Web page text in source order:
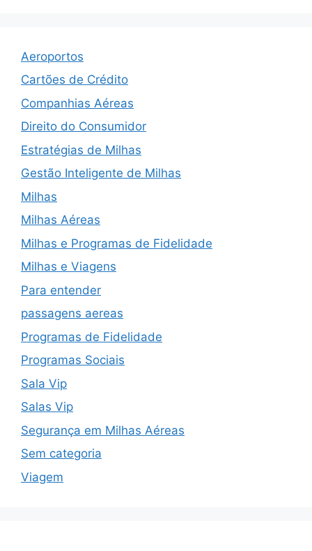
Aeroportos
Cartões de Crédito
Companhias Aéreas
Direito do Consumidor
Estratégias de Milhas
Gestão Inteligente de Milhas
Milhas
Milhas Aéreas
Milhas e Programas de Fidelidade
Milhas e Viagens
Para entender
passagens aereas
Programas de Fidelidade
Programas Sociais
Sala Vip
Salas Vip
Segurança em Milhas Aéreas
Sem categoria
Viagem